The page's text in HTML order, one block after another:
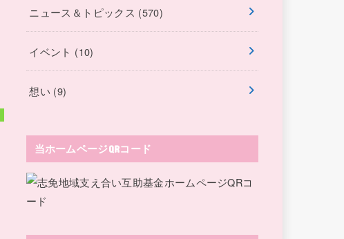
ニュース＆トピックス (570)
イベント (10)
想い (9)
当ホームページQRコード